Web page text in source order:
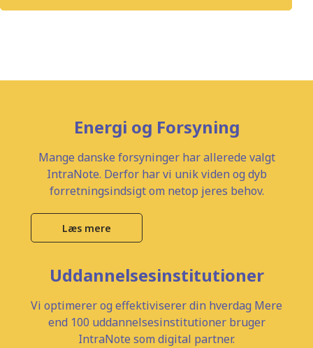
Energi og Forsyning
Mange danske forsyninger har allerede valgt
IntraNote. Derfor har vi unik viden og dyb
forretningsindsigt om netop jeres behov.
Læs mere
Uddannelsesinstitutioner
Vi optimerer og effektiviserer din hverdag Mere
end 100 uddannelsesinstitutioner bruger
IntraNote som digital partner.